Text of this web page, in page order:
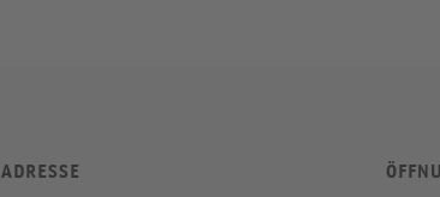
ADRESSE